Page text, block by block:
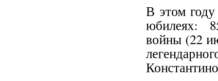
В этом году
юбилеях:
войны (22